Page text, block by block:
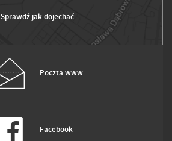
Sprawdź jak dojechać
Poczta www
Facebook